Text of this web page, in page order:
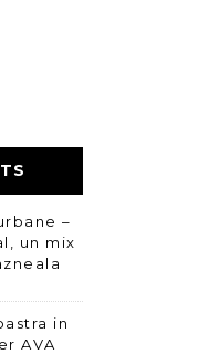
–
un mix
in
AVA